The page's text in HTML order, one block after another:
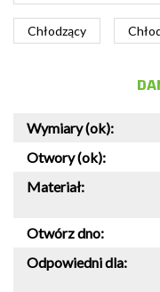
Chłodzący
Wymiary (ok):
Otwory (ok):
Materiał:
Otwórz dno:
Odpowiedni dla: